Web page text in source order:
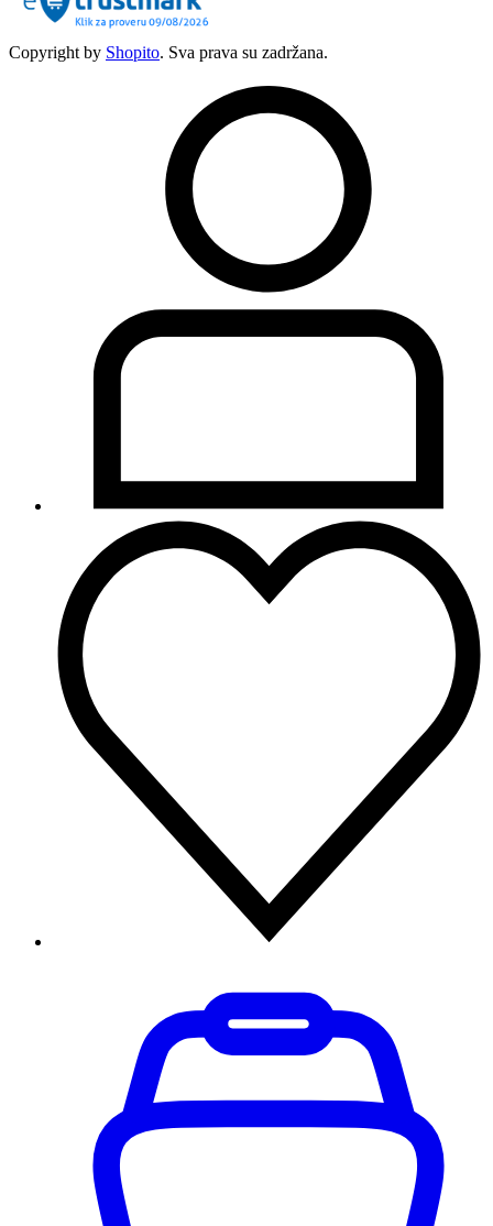
Copyright by Shopito. Sva prava su zadržana.